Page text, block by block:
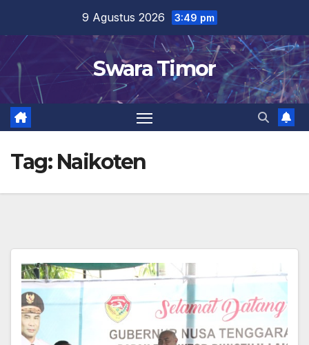
content
9 Agustus 2026 3:49 pm
Swara Timor
Tag: Naikoten